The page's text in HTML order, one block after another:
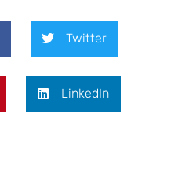
Twitter
LinkedIn